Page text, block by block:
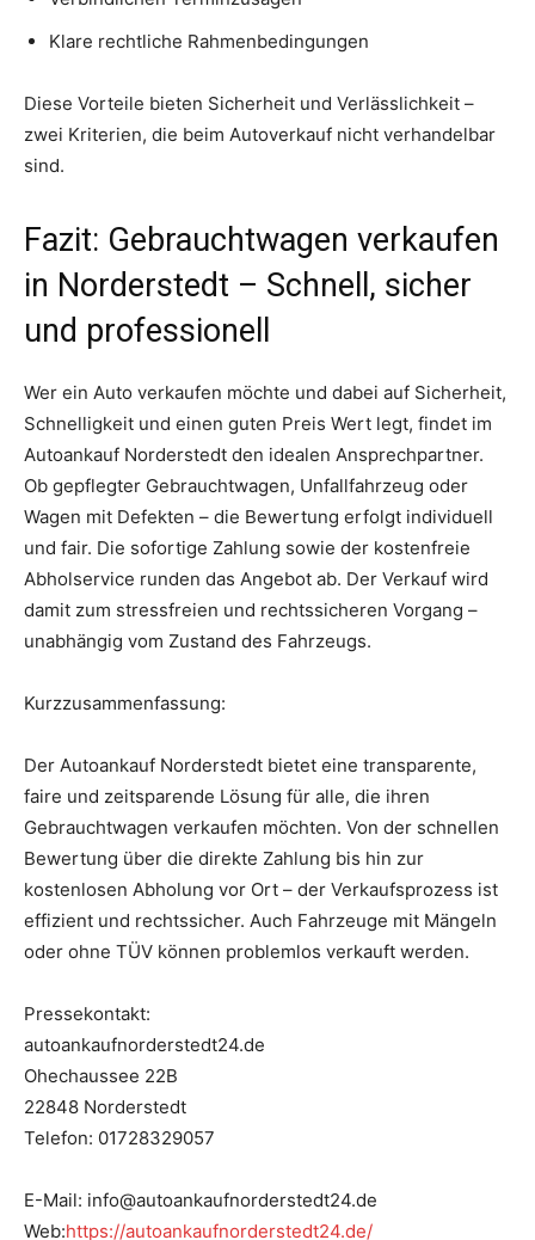
Klare rechtliche Rahmenbedingungen
Diese Vorteile bieten Sicherheit und Verlässlichkeit –
zwei Kriterien, die beim Autoverkauf nicht verhandelbar
sind.
Fazit: Gebrauchtwagen verkaufen
in Norderstedt – Schnell, sicher
und professionell
Wer ein Auto verkaufen möchte und dabei auf Sicherheit,
Schnelligkeit und einen guten Preis Wert legt, findet im
Autoankauf Norderstedt den idealen Ansprechpartner.
Ob gepflegter Gebrauchtwagen, Unfallfahrzeug oder
Wagen mit Defekten – die Bewertung erfolgt individuell
und fair. Die sofortige Zahlung sowie der kostenfreie
Abholservice runden das Angebot ab. Der Verkauf wird
damit zum stressfreien und rechtssicheren Vorgang –
unabhängig vom Zustand des Fahrzeugs.
Kurzzusammenfassung:
Der Autoankauf Norderstedt bietet eine transparente,
faire und zeitsparende Lösung für alle, die ihren
Gebrauchtwagen verkaufen möchten. Von der schnellen
Bewertung über die direkte Zahlung bis hin zur
kostenlosen Abholung vor Ort – der Verkaufsprozess ist
effizient und rechtssicher. Auch Fahrzeuge mit Mängeln
oder ohne TÜV können problemlos verkauft werden.
Pressekontakt:
autoankaufnorderstedt24.de
Ohechaussee 22B
22848 Norderstedt
Telefon: 01728329057
E-Mail: info@autoankaufnorderstedt24.de
Web:https://autoankaufnorderstedt24.de/